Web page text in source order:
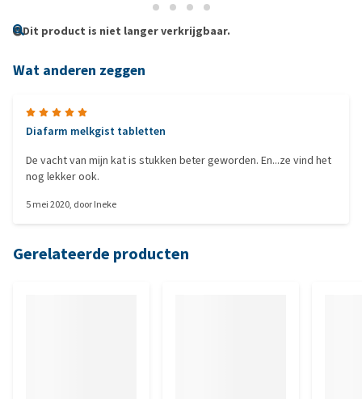
Dit product is niet langer verkrijgbaar.
Wat anderen zeggen
Diafarm melkgist tabletten
De vacht van mijn kat is stukken beter geworden. En...ze vind het
nog lekker ook.
5 mei 2020, doorIneke
Gerelateerde producten